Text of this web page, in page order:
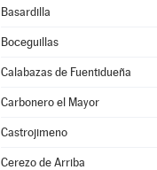
Basardilla
Boceguillas
Calabazas de Fuentidueña
Carbonero el Mayor
Castrojimeno
Cerezo de Arriba